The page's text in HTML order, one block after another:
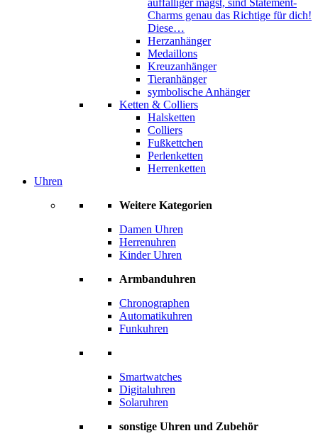
auffälliger magst, sind Statement-
Charms genau das Richtige für dich!
Diese…
Herzanhänger
Medaillons
Kreuzanhänger
Tieranhänger
symbolische Anhänger
Ketten & Colliers
Halsketten
Colliers
Fußkettchen
Perlenketten
Herrenketten
Uhren
Weitere Kategorien
Damen Uhren
Herrenuhren
Kinder Uhren
Armbanduhren
Chronographen
Automatikuhren
Funkuhren
Smartwatches
Digitaluhren
Solaruhren
sonstige Uhren und Zubehör